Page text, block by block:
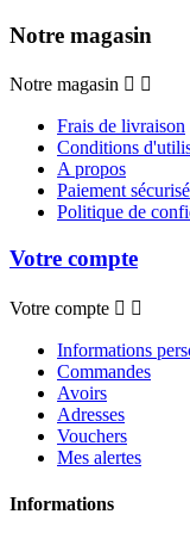
Notre magasin
Notre magasin  
Frais de livraison
Conditions
A propos
Paiement sécurisé
Politique de
Votre compte
Votre compte  
Informations
Commandes
Avoirs
Adresses
Vouchers
Mes alertes
Informations